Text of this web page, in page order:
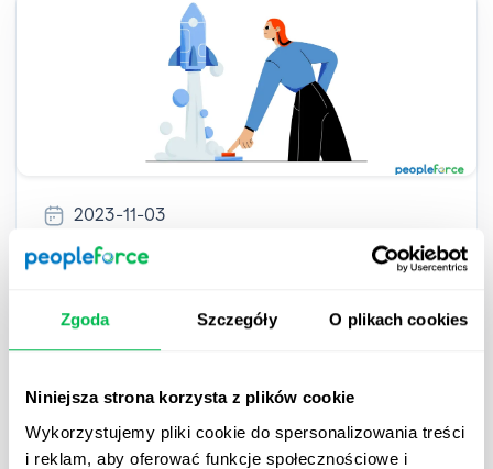
Zgoda Szczegóły O plikach cookies
Niniejsza strona korzysta z plików cookie
Wykorzystujemy pliki cookie do spersonalizowania treści
i reklam, aby oferować funkcje społecznościowe i
2023-11-03
Dlaczego automatyzacja HR jest
start-upów
Automatyzacja procesów to przeprojektowanie
działań manualnych z wykorzystaniem technologii
tak, aby były one wydajniejsze.